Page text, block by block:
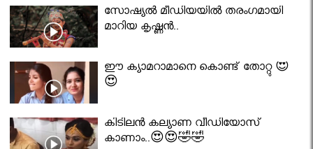
സോഷ്യൽ മീഡിയയിൽ തരംഗമായി
മാറിയ കൃഷ്ണൻ..
ഈ ക്യാമറാമാനെ കൊണ്ട് തോറ്റു 😍
😍
കിടിലൻ കല്യാണ വീഡിയോസ്
കാണാം..😍😍🤣🤣